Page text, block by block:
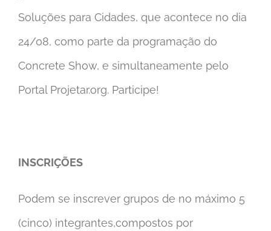
Soluções para Cidades, que acontece no dia
24/08, como parte da programação do
Concrete Show, e simultaneamente pelo
Portal Projetar.org. Participe!
INSCRIÇÕES
Podem se inscrever grupos de no máximo 5
(cinco) integrantes,compostos por